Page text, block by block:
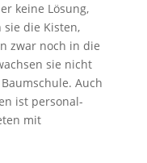
keine Lösung,
die Kisten,
zwar noch in die
sie nicht
Auch
ist personal-
mit